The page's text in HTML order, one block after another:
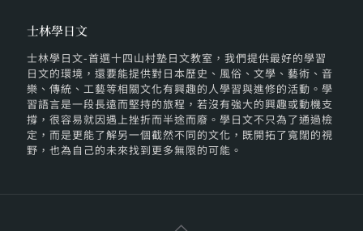
士林學日文
士林學日文-首選十四山村塾日文教室，我們提供最好的學習
日文的環境，還要能提供對日本歷史、風俗、文學、藝術、音
樂、傳統、工藝等相關文化有興趣的人學習與進修的活動。學
習語言是一段長遠而堅持的旅程，若沒有強大的興趣或動機支
撐，很容易就因遇上挫折而半途而廢。學日文不只為了通過檢
定，而是更能了解另一個截然不同的文化，既開拓了寬闊的視
野，也為自己的未來找到更多無限的可能。